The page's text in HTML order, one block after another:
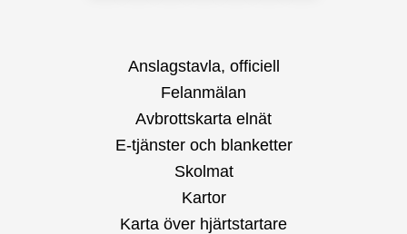
Anslagstavla, officiell
Felanmälan
Avbrottskarta elnät
E-tjänster och blanketter
Skolmat
Kartor
Karta över hjärtstartare